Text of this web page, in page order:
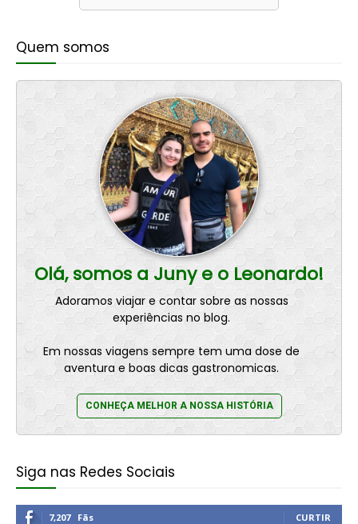
Quem somos
Olá, somos a Juny e o Leonardo!
Adoramos viajar e contar sobre as nossas
experiências no blog.
Em nossas viagens sempre tem uma dose de
aventura e boas dicas gastronomicas.
CONHEÇA MELHOR A NOSSA HISTÓRIA
Siga nas Redes Sociais
7,207 Fãs CURTIR